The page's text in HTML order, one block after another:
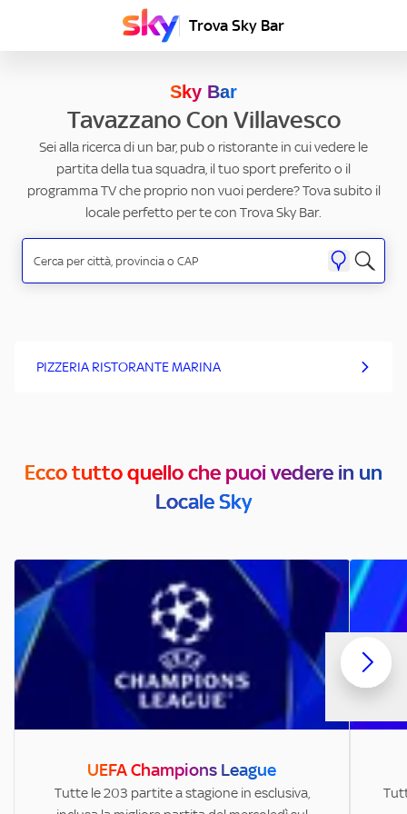
Trova Sky Bar
Sky Bar
Tavazzano Con Villavesco
Sei alla ricerca di un bar, pub o ristorante in cui vedere le
partita della tua squadra, il tuo sport preferito o il
programma TV che proprio non vuoi perdere? Tova subito il
locale perfetto per te con Trova Sky Bar.
PIZZERIA RISTORANTE MARINA
Ecco tutto quello che puoi vedere in un
Locale Sky
UEFA Champions League
Tutte le 203 partite a stagione in esclusiva,